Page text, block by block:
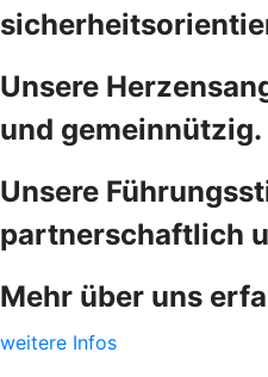
Unsere
und gemeinnützig.
Unsere
partnerschaftlich
Mehr über uns
weitere Infos